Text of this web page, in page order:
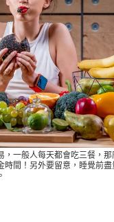
，一般人每天都會吃三餐，
時間！另外要留意，睡覺前